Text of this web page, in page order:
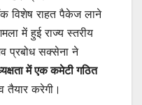
विशेष राहत पैकेज लाने
में हुई राज्य स्तरीय
प्रबोध सक्सेना ने
में एक कमेटी गठित
तैयार करेगी।